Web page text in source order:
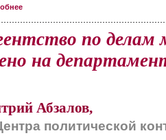
по
на
Абзалов,
политической